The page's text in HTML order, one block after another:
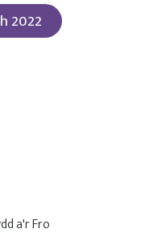
2022
a'r Fro